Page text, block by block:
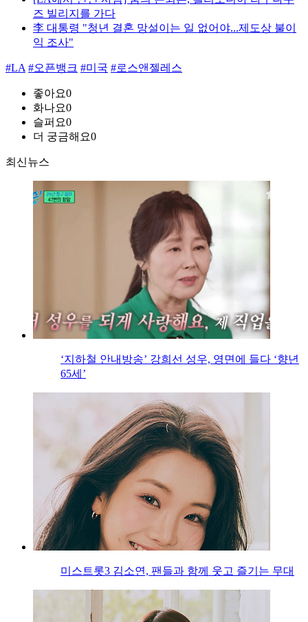
즈 빌리지를 가다
李 대통령 "청년 결혼 망설이는 일 없어야...제도상 불이
익 조사"
#LA #오픈뱅크 #미국 #로스앤젤레스
좋아요0
화나요0
슬퍼요0
더 궁금해요0
최신뉴스
‘지하철 안내방송’ 강희선 성우, 영면에 들다 ‘향년
65세’
미스트롯3 김소연, 팬들과 함께 웃고 즐기는 무대